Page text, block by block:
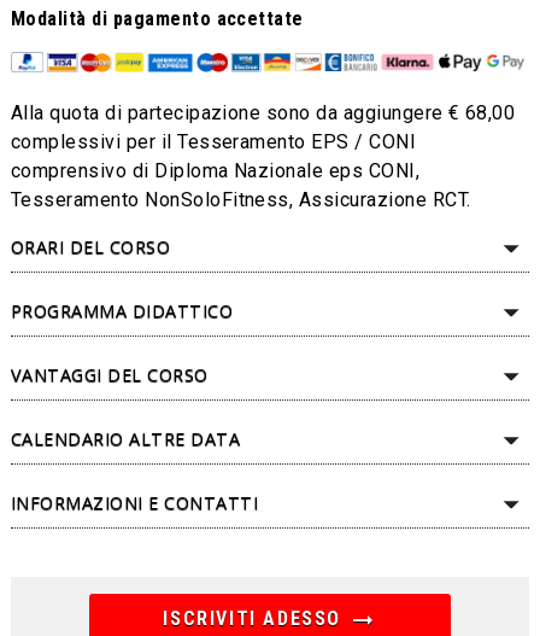
Modalità di pagamento accettate
Alla quota di partecipazione sono da aggiungere € 68,00
complessivi per il Tesseramento EPS / CONI
comprensivo di Diploma Nazionale eps CONI,
Tesseramento NonSoloFitness, Assicurazione RCT.
ORARI DEL CORSO
PROGRAMMA DIDATTICO
VANTAGGI DEL CORSO
CALENDARIO ALTRE DATA
INFORMAZIONI E CONTATTI
ISCRIVITI ADESSO arrow_right_alt